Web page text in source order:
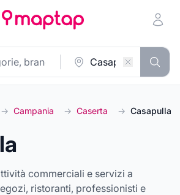
→ Campania → Caserta → Casapulla
commerciali e servizi a
ristoranti, professionisti e